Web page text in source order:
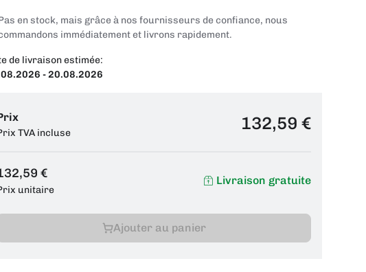
en stock, mais grâce à nos fournisseurs de confiance, nous
immédiatement et livrons rapidement.
de livraison estimée:
- 20.08.2026
TVA incluse 132,59 €
€
unitaire
Livraison gratuite
Ajouter au panier